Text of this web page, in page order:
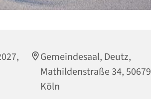
Gemeindesaal, Deutz,
Mathildenstraße 34, 50679
Köln